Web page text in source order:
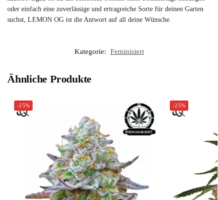
oder einfach eine zuverlässige und ertragreiche Sorte für deinen Garten
suchst, LEMON OG ist die Antwort auf all deine Wünsche.
Kategorie: Feminisiert
Ähnliche Produkte
-25% -25%